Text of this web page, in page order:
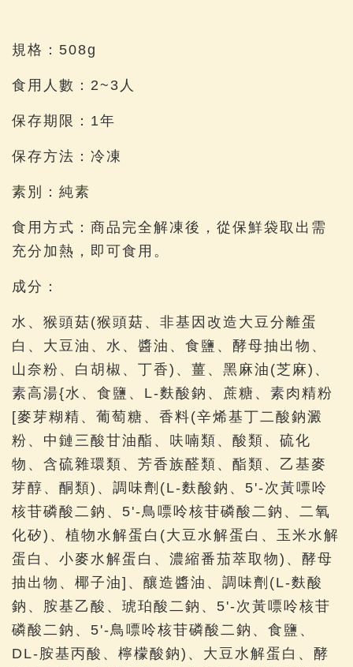
規格：508g
食用人數：2~3人
保存期限：1年
保存方法：冷凍
素別：純素
食用方式：商品完全解凍後，從保鮮袋取出需
充分加熱，即可食用。
成分：
水、猴頭菇(猴頭菇、非基因改造大豆分離蛋
白、大豆油、水、醬油、食鹽、酵母抽出物、
山奈粉、白胡椒、丁香)、薑、黑麻油(芝麻)、
素高湯{水、食鹽、L-麩酸鈉、蔗糖、素肉精粉
[麥芽糊精、葡萄糖、香料(辛烯基丁二酸鈉澱
粉、中鏈三酸甘油酯、呋喃類、酸類、硫化
物、含硫雜環類、芳香族醛類、酯類、乙基麥
芽醇、酮類)、調味劑(L-麩酸鈉、5'-次黃嘌呤
核苷磷酸二鈉、5'-鳥嘌呤核苷磷酸二鈉、二氧
化矽)、植物水解蛋白(大豆水解蛋白、玉米水解
蛋白、小麥水解蛋白、濃縮番茄萃取物)、酵母
抽出物、椰子油]、釀造醬油、調味劑(L-麩酸
鈉、胺基乙酸、琥珀酸二鈉、5'-次黃嘌呤核苷
磷酸二鈉、5'-鳥嘌呤核苷磷酸二鈉、食鹽、
DL-胺基丙酸、檸檬酸鈉)、大豆水解蛋白、酵